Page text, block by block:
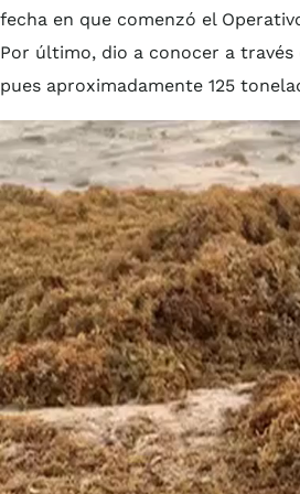
fecha en que comenzó el
Por último, dio a conocer a
pues aproximadamente 125